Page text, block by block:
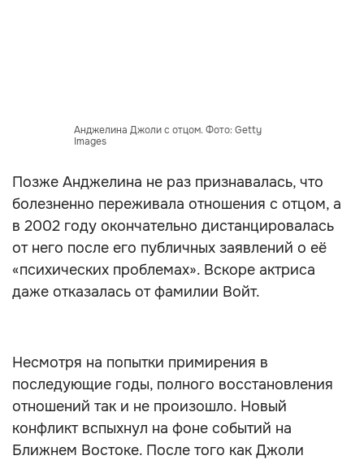
Анджелина Джоли с отцом. Фото: Getty
Images
Позже Анджелина не раз признавалась, что
болезненно переживала отношения с отцом, а
в 2002 году окончательно дистанцировалась
от него после его публичных заявлений о её
«психических проблемах». Вскоре актриса
даже отказалась от фамилии Войт.
Несмотря на попытки примирения в
последующие годы, полного восстановления
отношений так и не произошло. Новый
конфликт вспыхнул на фоне событий на
Ближнем Востоке. После того как Джоли